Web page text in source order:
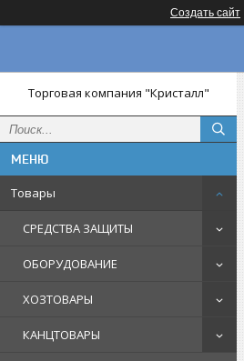
Создать сайт
Торговая компания "Кристалл"
Товары
СРЕДСТВА ЗАЩИТЫ
ОБОРУДОВАНИЕ
ХОЗТОВАРЫ
КАНЦТОВАРЫ